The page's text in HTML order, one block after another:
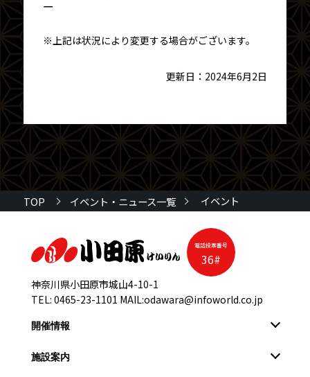
ー
※上記は状況により変更する場合がございます。
更新日：2024年6月2日
TOP イベント・ニュース一覧 イベント
電話投票番号
36#
神奈川県小田原市城山4-10-1
TEL: 0465-23-1101 MAIL:odawara@infoworld.co.jp
開催情報
施設案内